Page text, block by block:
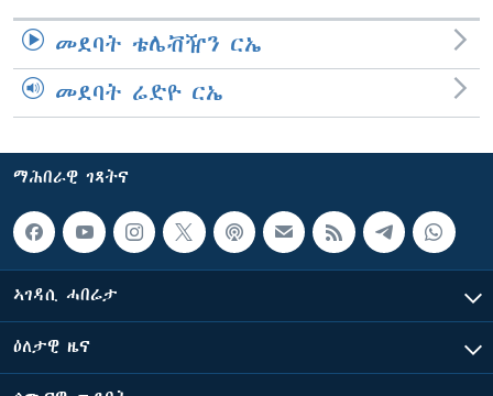
መደባት ቴሌቭዥን ርኤ
መደባት ሬድዮ ርኤ
ማሕበራዊ ገጻትና
ኣገዳሲ ሓበሬታ
ዕለታዊ ዜና